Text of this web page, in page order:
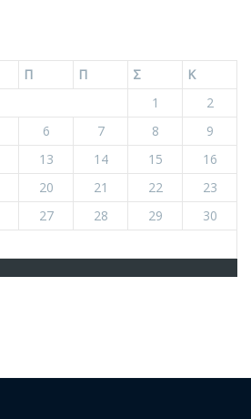
Π Π Σ
Κ
1
2
6 7 8
9
13 14 15
16
20 21 22
23
27 28 29
30